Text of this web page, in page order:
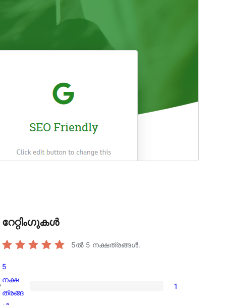
റേറ്റിംഗുകൾ
5ൽ 5 നക്ഷത്രങ്ങൾ.
1
5
നക്ഷ
ത്രങ്ങ
1